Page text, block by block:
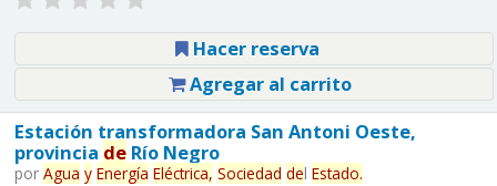
Hacer reserva
Agregar al carrito
Estación transformadora San Antoni Oeste,
provincia deRío Negro
por Agua y Energía Eléctrica, Sociedad del Estado.